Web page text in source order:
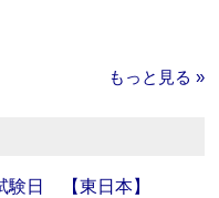
もっと見る »
日 【東日本】